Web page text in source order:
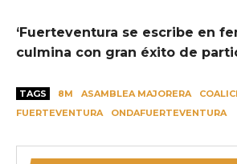
‘Fuerteventura se escribe en
culmina con gran éxito de
TAGS 8M ASAMBLEA MAJORERA
FUERTEVENTURA
ONDAFUERTEVENTURA